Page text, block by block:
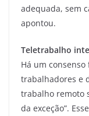
adequada, sem
apontou.
Teletrabalho
Há um
trabalhadores e
trabalho remoto
da exceção”.